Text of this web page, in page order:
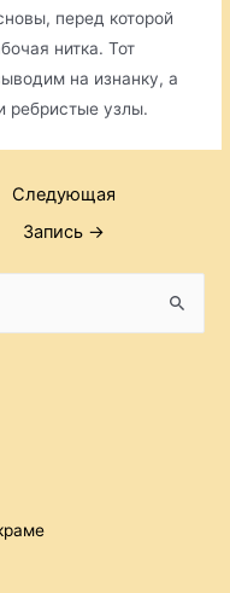
перед которой
нитка. Тот
на изнанку, а
ребристые узлы.
Следующая
Запись →